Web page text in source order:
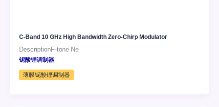
C-Band 10 GHz High Bandwidth Zero-Chirp Modulator
DescriptionF-tone Ne
铌酸锂调制器
薄膜铌酸锂调制器